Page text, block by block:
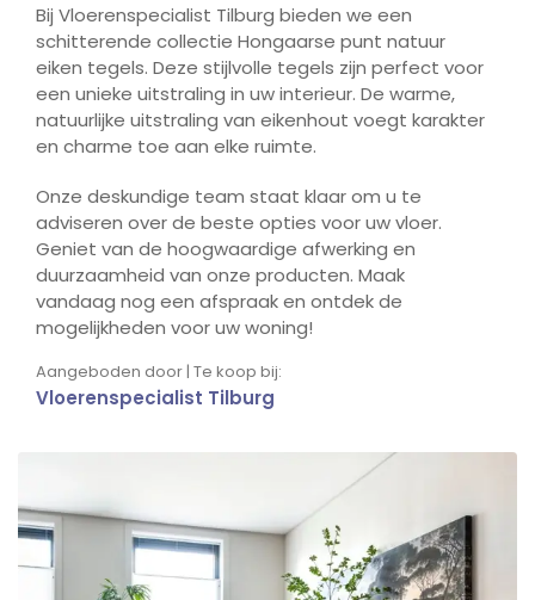
Bij Vloerenspecialist Tilburg bieden we een
schitterende collectie Hongaarse punt natuur
eiken tegels. Deze stijlvolle tegels zijn perfect voor
een unieke uitstraling in uw interieur. De warme,
natuurlijke uitstraling van eikenhout voegt karakter
en charme toe aan elke ruimte.
Onze deskundige team staat klaar om u te
adviseren over de beste opties voor uw vloer.
Geniet van de hoogwaardige afwerking en
duurzaamheid van onze producten. Maak
vandaag nog een afspraak en ontdek de
mogelijkheden voor uw woning!
Aangeboden door | Te koop bij:
Vloerenspecialist Tilburg